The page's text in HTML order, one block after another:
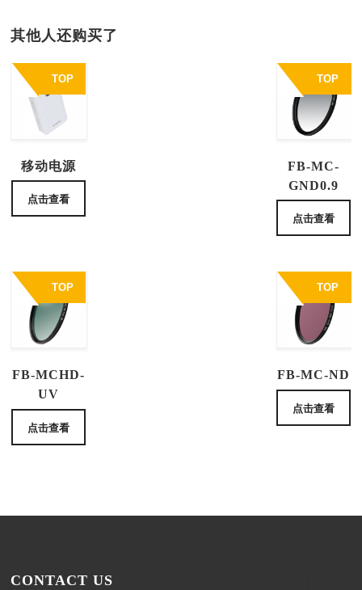
其他人还购买了
TOP
移动电源
点击查看
TOP
FB-MC-
GND0.9
点击查看
TOP
FB-MCHD-
UV
点击查看
TOP
FB-MC-ND
点击查看
CONTACT US